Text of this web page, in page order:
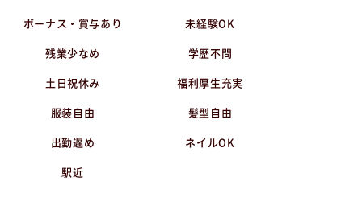
ボーナス・賞与あり 未経験OK
残業少なめ 学歴不問
土日祝休み 福利厚生充実
服装自由 髪型自由
出勤遅め ネイルOK
駅近